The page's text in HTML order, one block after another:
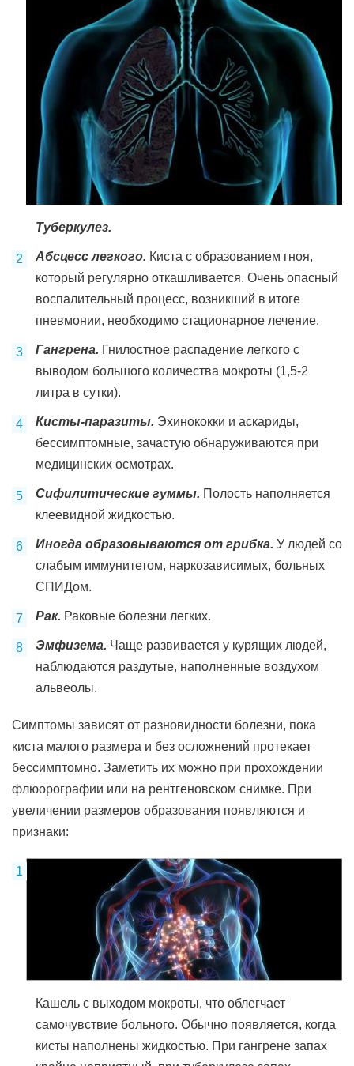
Туберкулез.
Абсцесс легкого. Киста с образованием гноя,
который регулярно откашливается. Очень опасный
воспалительный процесс, возникший в итоге
пневмонии, необходимо стационарное лечение.
Гангрена. Гнилостное распадение легкого с
выводом большого количества мокроты (1,5-2
литра в сутки).
Кисты-паразиты. Эхинококки и аскариды,
бессимптомные, зачастую обнаруживаются при
медицинских осмотрах.
Сифилитические гуммы. Полость наполняется
клеевидной жидкостью.
Иногда образовываются от грибка. У людей со
слабым иммунитетом, наркозависимых, больных
СПИДом.
Рак. Раковые болезни легких.
Эмфизема. Чаще развивается у курящих людей,
наблюдаются раздутые, наполненные воздухом
альвеолы.
Симптомы зависят от разновидности болезни, пока
киста малого размера и без осложнений протекает
бессимптомно. Заметить их можно при прохождении
флюорографии или на рентгеновском снимке. При
увеличении размеров образования появляются и
признаки:
Кашель с выходом мокроты, что облегчает
самочувствие больного. Обычно появляется, когда
кисты наполнены жидкостью. При гангрене запах